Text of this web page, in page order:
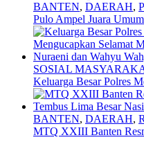
BANTEN, DAERAH,
Pulo Ampel Juara
SOSIAL
Keluarga Besar Polres
BANTEN, DAERAH,
MTQ XXIII Banten